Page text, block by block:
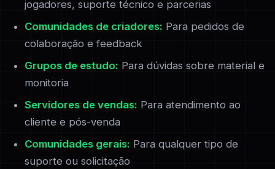
jogadores, suporte técnico e parcerias
Comunidades de criadores: Para pedidos de
colaboração e feedback
Grupos de estudo: Para dúvidas sobre material e
monitoria
Servidores de vendas: Para atendimento ao
cliente e pós-venda
Comunidades gerais: Para qualquer tipo de
suporte ou solicitação